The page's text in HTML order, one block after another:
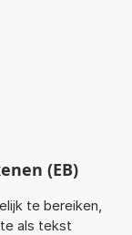
(EB)
te bereiken,
als tekst